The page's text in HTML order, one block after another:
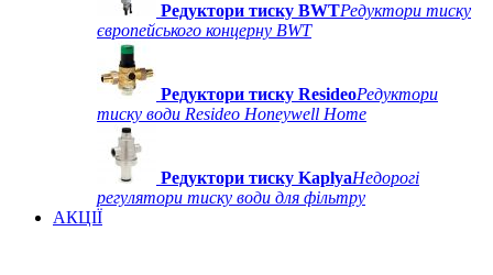
Редуктори тиску BWTРедуктори тиску
європейського концерну BWT
Редуктори тиску ResideoРедуктори
тиску води Resideo Honeywell Home
Редуктори тиску KaplyaНедорогі
регулятори тиску води для фільтру
АКЦІЇ